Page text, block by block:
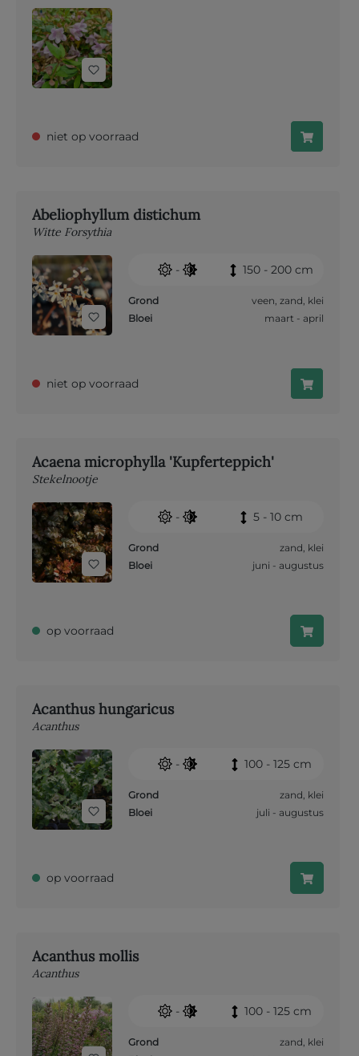
niet op voorraad
Abeliophyllum distichum
Witte Forsythia
- 150 - 200 cm
Grond veen, zand, klei
Bloei
maart - april
niet op voorraad
Acaena microphylla 'Kupferteppich'
Stekelnootje
- 5 - 10 cm
Grond zand, klei
Bloei
juni - augustus
op voorraad
Acanthus hungaricus
Acanthus
- 100 - 125 cm
Grond zand, klei
Bloei
juli - augustus
op voorraad
Acanthus mollis
Acanthus
- 100 - 125 cm
Grond zand, klei